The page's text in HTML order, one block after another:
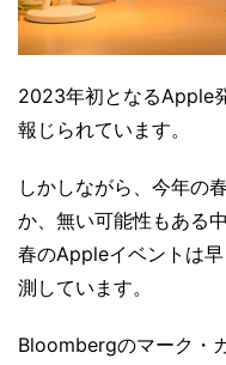
2023年初となるApple
報じられています。
しかしながら、今年の
か、無い可能性もある
春のAppleイベントは
測しています。
Bloombergのマーク・